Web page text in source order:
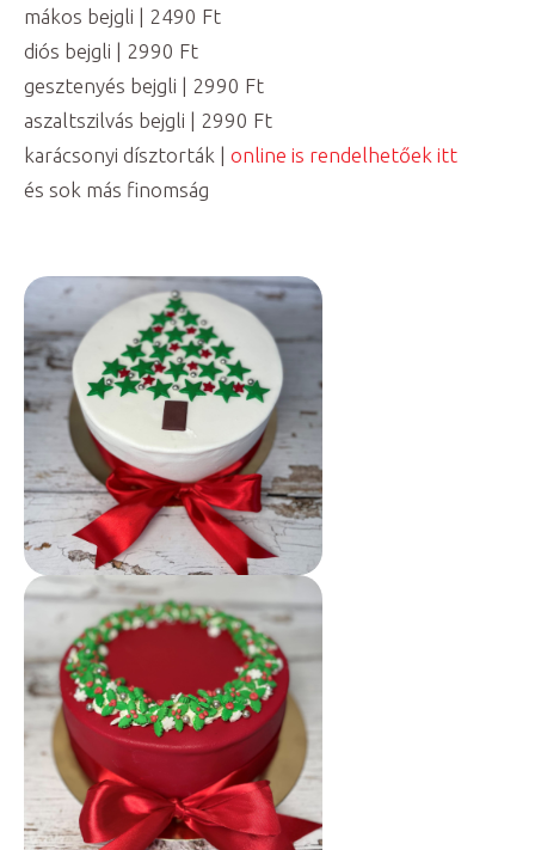
mákos bejgli | 2490 Ft
diós bejgli | 2990 Ft
gesztenyés bejgli | 2990 Ft
aszaltszilvás bejgli | 2990 Ft
karácsonyi dísztorták | online is rendelhetőek itt
és sok más finomság